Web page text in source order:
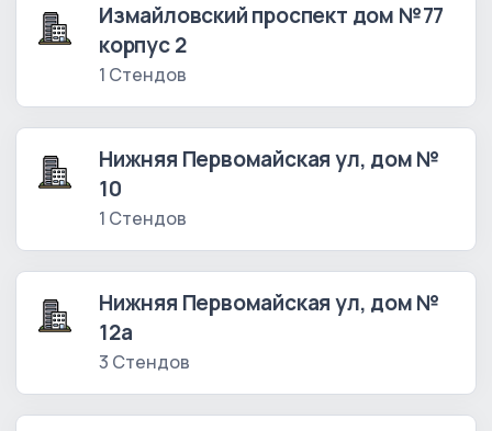
Измайловский проспект дом №77
корпус 2
1 Стендов
Нижняя Первомайская ул, дом №
10
1 Стендов
Нижняя Первомайская ул, дом №
12а
3 Стендов